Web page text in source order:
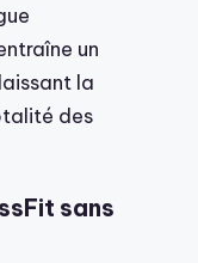
un
la
des
sans